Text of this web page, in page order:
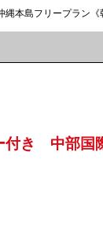
縄本島フリープラン
付き 中部国